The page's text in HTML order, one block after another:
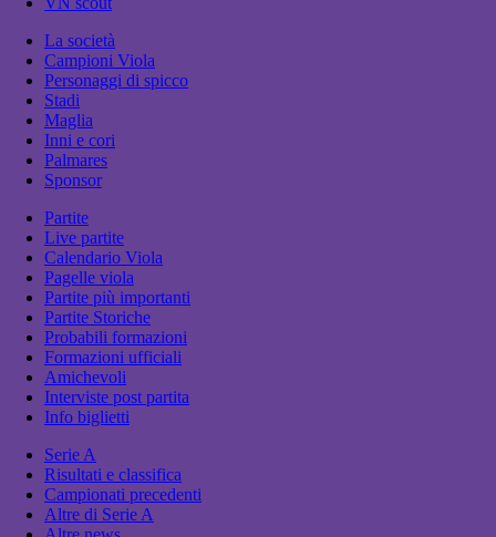
La società
Campioni Viola
Personaggi di spicco
Stadi
Maglia
Inni e cori
Palmares
Sponsor
Partite
Live partite
Calendario Viola
Pagelle viola
Partite più importanti
Partite Storiche
Probabili formazioni
Formazioni ufficiali
Amichevoli
Interviste post partita
Info biglietti
Serie A
Risultati e classifica
Campionati precedenti
Altre di Serie A